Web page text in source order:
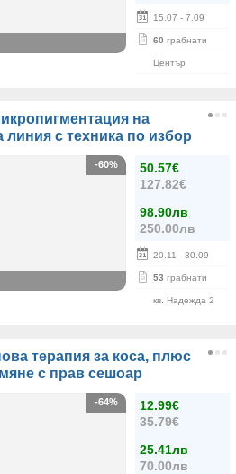
15.07 - 7.09
60 грабнати
Център
на
с техника по избор
50.57€
127.82€
98.90лв
250.00лв
20.11 - 30.09
53 грабнати
кв. Надежда 2
-60%
терапия за коса, плюс
с прав сешоар
12.99€
35.79€
25.41лв
70.00лв
-64%